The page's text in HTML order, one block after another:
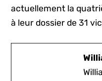
actuellement la
à leur dossier de 31